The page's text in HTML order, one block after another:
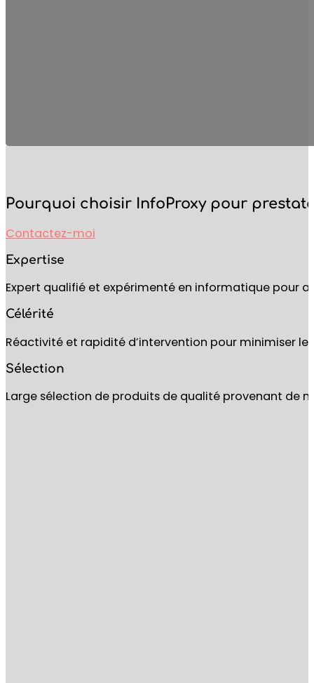
Pourquoi choisir InfoProxy pour
Contactez-moi
Expertise
Expert qualifié et expérimenté en informatique pour
Célérité
Réactivité et rapidité d’intervention pour minimiser
Sélection
Large sélection de produits de qualité provenant de